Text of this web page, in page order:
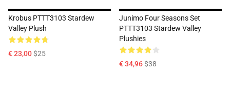
Krobus PTTT3103 Stardew
Valley Plush
€ 23,00$25
Junimo Four Seasons Set
PTTT3103 Stardew Valley
Plushies
€ 34,96$38